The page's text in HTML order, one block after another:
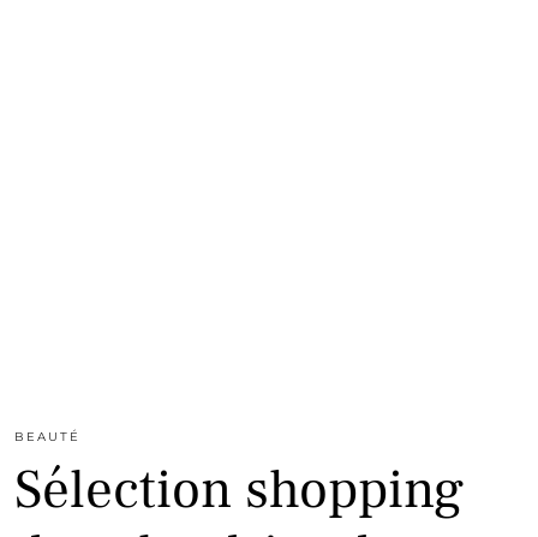
BEAUTÉ
Sélection shopping